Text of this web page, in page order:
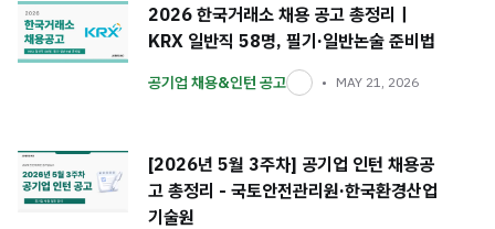
2026 한국거래소 채용 공고 총정리｜
KRX 일반직 58명, 필기·일반논술 준비법
공기업 채용&인턴 공고 MAY 21, 2026
[2026년 5월 3주차] 공기업 인턴 채용공
고 총정리 - 국토안전관리원·한국환경산업
기술원